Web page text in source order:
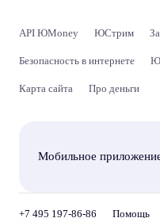
API ЮMoney ЮСтрим
Безопасность в интернете
Карта сайта Про деньги
Мобильное
+7 495 197-86-86 Помощь